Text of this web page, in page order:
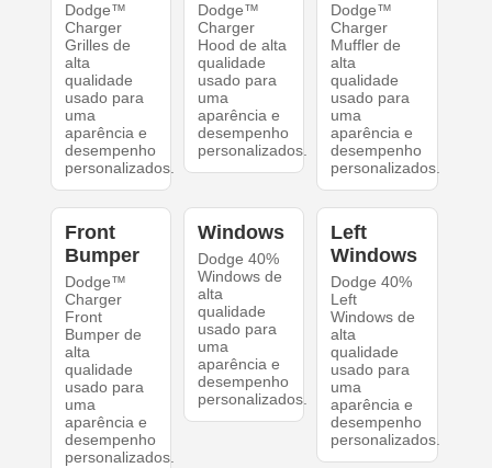
Dodge™
Charger
Grilles de
alta
qualidade
usado para
uma
aparência e
desempenho
personalizados.
Dodge™
Charger
Hood de alta
qualidade
usado para
uma
aparência e
desempenho
personalizados.
Dodge™
Charger
Muffler de
alta
qualidade
usado para
uma
aparência e
desempenho
personalizados.
Front
Bumper
Dodge™
Charger
Front
Bumper de
alta
qualidade
usado para
uma
aparência e
desempenho
personalizados.
Windows
Dodge 40%
Windows de
alta
qualidade
usado para
uma
aparência e
desempenho
personalizados.
Left
Windows
Dodge 40%
Left
Windows de
alta
qualidade
usado para
uma
aparência e
desempenho
personalizados.